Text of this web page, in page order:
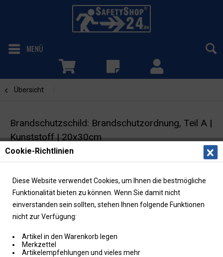
MENÜ
Übersicht
Brandschutzschild: Brandschutzordnung, Teil A |
Kunststoff | 20x30cm
Brandschutzzeichen | BRD/LK München (DIN EN
Cookie-Richtlinien
Diese Website verwendet Cookies, um Ihnen die bestmögliche
Funktionalität bieten zu können. Wenn Sie damit nicht
einverstanden sein sollten, stehen Ihnen folgende Funktionen
nicht zur Verfügung:
Artikel in den Warenkorb legen
Merkzettel
Artikelempfehlungen und vieles mehr